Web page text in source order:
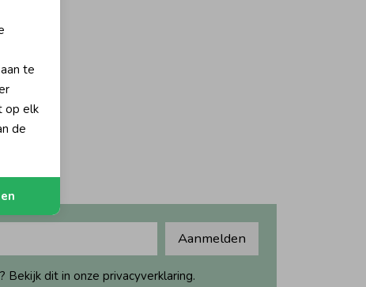
Aanmelden
dit in onze privacyverklaring.
te
op elk
de